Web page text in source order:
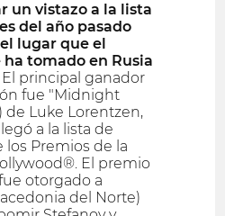
un vistazo a la lista
del año pasado
lugar que el
tomado en Rusia
El principal ganador
fue "Midnight
de Luke Lorentzen,
a la lista de
los Premios de la
El premio
otorgado a
del Norte)